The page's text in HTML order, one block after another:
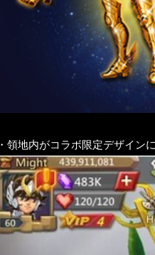
・領地内がコラボ限定デザイン